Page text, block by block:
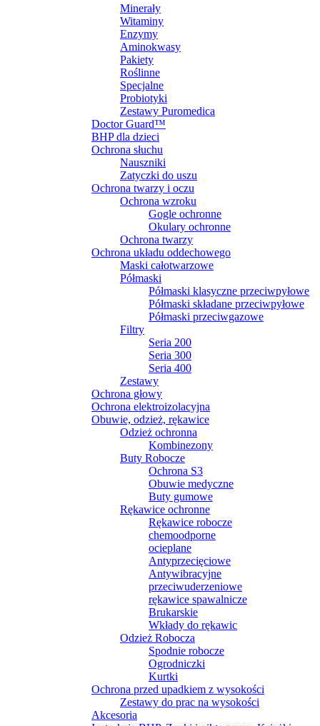
Minerały
Witaminy
Enzymy
Aminokwasy
Pakiety
Roślinne
Specjalne
Probiotyki
Zestawy Puromedica
Doctor Guard™
BHP dla dzieci
Ochrona słuchu
Nauszniki
Zatyczki do uszu
Ochrona twarzy i oczu
Ochrona wzroku
Gogle ochronne
Okulary ochronne
Ochrona twarzy
Ochrona układu oddechowego
Maski całotwarzowe
Półmaski
Półmaski klasyczne przeciwpyłowe
Półmaski składane przeciwpyłowe
Półmaski przeciwgazowe
Filtry
Seria 200
Seria 300
Seria 400
Zestawy
Ochrona głowy
Ochrona elektroizolacyjna
Obuwie, odzież, rękawice
Odzież ochronna
Kombinezony
Buty Robocze
Ochrona S3
Obuwie medyczne
Buty gumowe
Rękawice ochronne
Rękawice robocze
chemoodporne
ocieplane
Antyprzecięciowe
Antywibracyjne
przeciwuderzeniowe
rękawice spawalnicze
Brukarskie
Wkłady do rękawic
Odzież Robocza
Spodnie robocze
Ogrodniczki
Kurtki
Ochrona przed upadkiem z wysokości
Zestawy do prac na wysokości
Akcesoria